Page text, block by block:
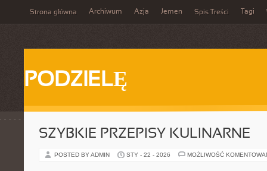
Strona główna Archiwum Azja Jemen Spis Treści Tagi
PODZIELĘ
SZYBKIE PRZEPISY KULINARNE
POSTED BY ADMIN STY - 22 - 2026 MOŻLIWOŚĆ